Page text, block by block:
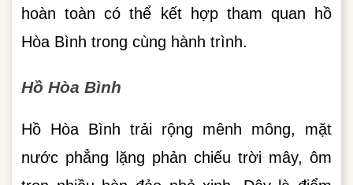
hoàn toàn có thể kết hợp tham quan hồ
Hòa Bình trong cùng hành trình.
Hồ Hòa Bình
Hồ Hòa Bình trải rộng mênh mông, mặt
nước phẳng lặng phản chiếu trời mây, ôm